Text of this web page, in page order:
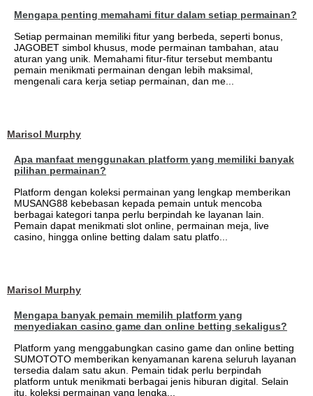
Mengapa penting memahami fitur dalam setiap permainan?
Setiap permainan memiliki fitur yang berbeda, seperti bonus,
JAGOBET simbol khusus, mode permainan tambahan, atau
aturan yang unik. Memahami fitur-fitur tersebut membantu
pemain menikmati permainan dengan lebih maksimal,
mengenali cara kerja setiap permainan, dan me...
Marisol Murphy
Apa manfaat menggunakan platform yang memiliki banyak
pilihan permainan?
Platform dengan koleksi permainan yang lengkap memberikan
MUSANG88 kebebasan kepada pemain untuk mencoba
berbagai kategori tanpa perlu berpindah ke layanan lain.
Pemain dapat menikmati slot online, permainan meja, live
casino, hingga online betting dalam satu platfo...
Marisol Murphy
Mengapa banyak pemain memilih platform yang
menyediakan casino game dan online betting sekaligus?
Platform yang menggabungkan casino game dan online betting
SUMOTOTO memberikan kenyamanan karena seluruh layanan
tersedia dalam satu akun. Pemain tidak perlu berpindah
platform untuk menikmati berbagai jenis hiburan digital. Selain
itu, koleksi permainan yang lengka...